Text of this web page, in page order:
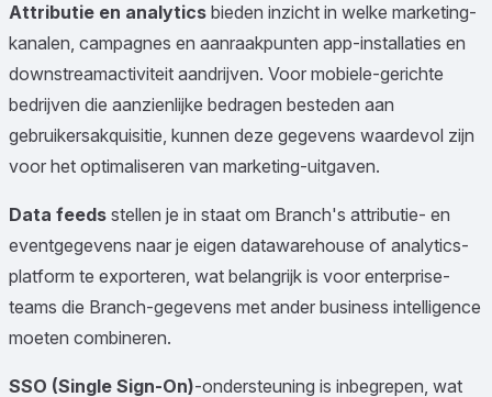
Attributie en analytics bieden inzicht in welke marketing-
kanalen, campagnes en aanraakpunten app-installaties en
downstreamactiviteit aandrijven. Voor mobiele-gerichte
bedrijven die aanzienlijke bedragen besteden aan
gebruikersakquisitie, kunnen deze gegevens waardevol zijn
voor het optimaliseren van marketing-uitgaven.
Data feeds stellen je in staat om Branch's attributie- en
eventgegevens naar je eigen datawarehouse of analytics-
platform te exporteren, wat belangrijk is voor enterprise-
teams die Branch-gegevens met ander business intelligence
moeten combineren.
SSO (Single Sign-On)-ondersteuning is inbegrepen, wat